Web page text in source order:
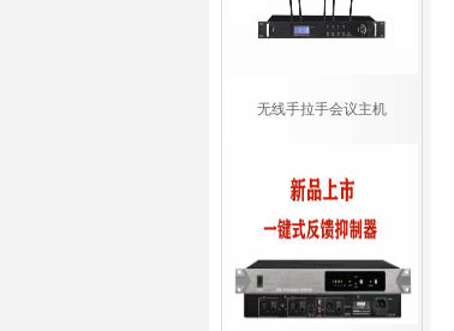
无线手拉手会议主机